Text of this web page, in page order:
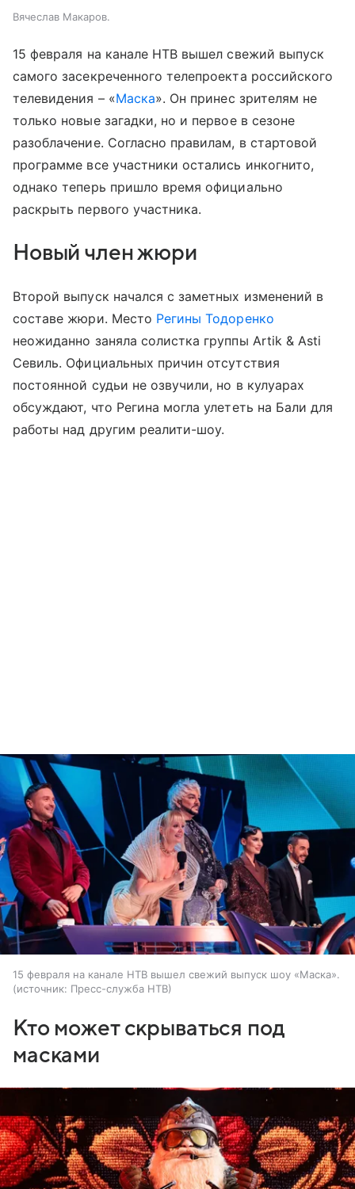
Вячеслав Макаров.
15 февраля на канале НТВ вышел свежий выпуск
самого засекреченного телепроекта российского
телевидения – «Маска». Он принес зрителям не
только новые загадки, но и первое в сезоне
разоблачение. Согласно правилам, в стартовой
программе все участники остались инкогнито,
однако теперь пришло время официально
раскрыть первого участника.
Новый член жюри
Второй выпуск начался с заметных изменений в
составе жюри. Место Регины Тодоренко
неожиданно заняла солистка группы Artik & Asti
Севиль. Официальных причин отсутствия
постоянной судьи не озвучили, но в кулуарах
обсуждают, что Регина могла улететь на Бали для
работы над другим реалити-шоу.
15 февраля на канале НТВ вышел свежий выпуск шоу «Маска».
источник: Пресс-служба НТВ
Кто может скрываться под
масками